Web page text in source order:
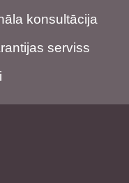
konsultācija
serviss